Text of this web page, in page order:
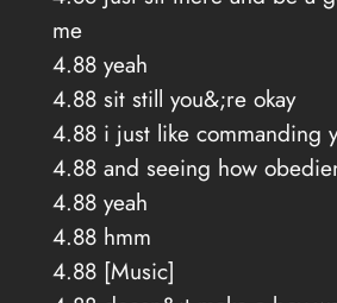
me
4.88 yeah
4.88 sit still you&;re okay
4.88 i just like commanding
4.88 and seeing how
4.88 yeah
4.88 hmm
4.88 [Music]